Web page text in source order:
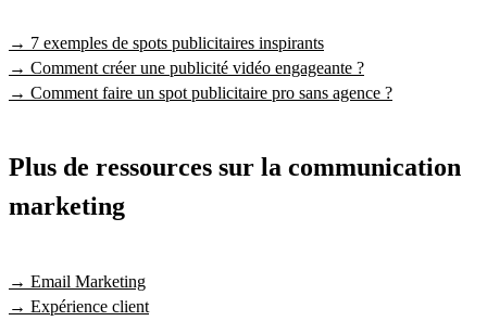
→ 7 exemples de spots publicitaires inspirants
→ Comment créer une publicité vidéo engageante ?
→ Comment faire un spot publicitaire pro sans agence ?
Plus de ressources sur la communication
marketing
→ Email Marketing
→ Expérience client